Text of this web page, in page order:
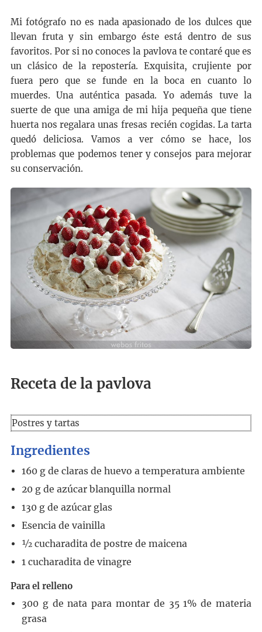
Mi fotógrafo no es nada apasionado de los dulces que
llevan fruta y sin embargo éste está dentro de sus
favoritos. Por si no conoces la pavlova te contaré que es
un clásico de la repostería. Exquisita, crujiente por
fuera pero que se funde en la boca en cuanto lo
muerdes. Una auténtica pasada. Yo además tuve la
suerte de que una amiga de mi hija pequeña que tiene
huerta nos regalara unas fresas recién cogidas. La tarta
quedó deliciosa. Vamos a ver cómo se hace, los
problemas que podemos tener y consejos para mejorar
su conservación.
Receta de la pavlova
Postres y tartas
Ingredientes
160 g de claras de huevo a temperatura ambiente
20 g de azúcar blanquilla normal
130 g de azúcar glas
Esencia de vainilla
½ cucharadita de postre de maicena
1 cucharadita de vinagre
Para el relleno
300 g de nata para montar de 35 1% de materia
grasa